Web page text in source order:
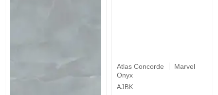
Atlas Concorde
Marvel
Onyx
AJBK